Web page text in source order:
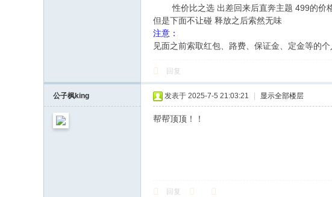
性价比之选 出差回来后直奔主题 499的价格
但是下面不让碰 释放之后索然无味
注意：
见面之前索取红包、路费、保证金、定金等的
回复
公子枫king 发表于 2025-7-5 21:03:21 显示全部楼层
帮帮顶顶！！
回复